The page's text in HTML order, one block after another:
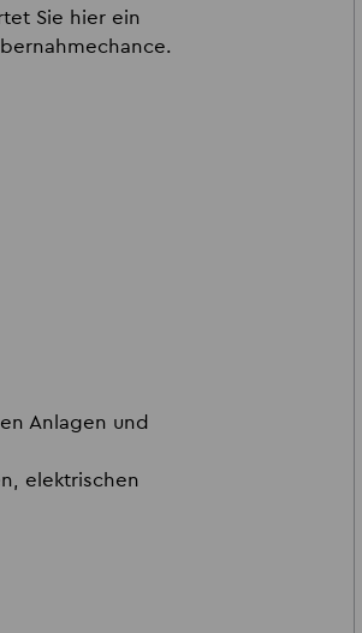
Sie hier ein
Anlagen und
elektrischen